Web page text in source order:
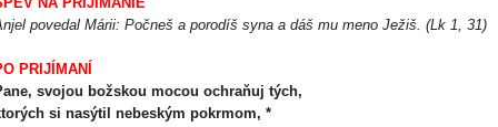
povedal Márii: Počneš a porodíš syna a dáš mu meno Ježiš. (Lk 1, 31)
PRIJÍMANÍ
svojou božskou mocou ochraňuj tých,
si nasýtil nebeským pokrmom, *